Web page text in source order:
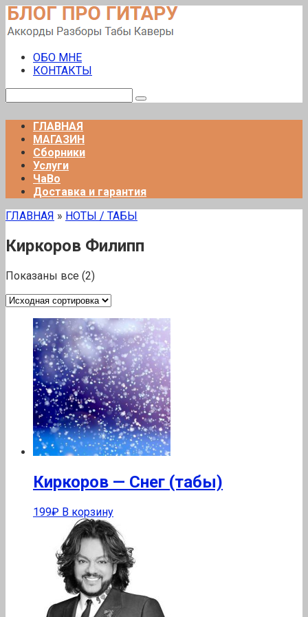
Перейти
к
контенту
ОБО МНЕ
КОНТАКТЫ
ГЛАВНАЯ
МАГАЗИН
Сборники
Услуги
ЧаВо
Доставка и гарантия
ГЛАВНАЯ » НОТЫ / ТАБЫ
Киркоров Филипп
Показаны все (2)
Киркоров — Снег (табы)
199₽ В корзину